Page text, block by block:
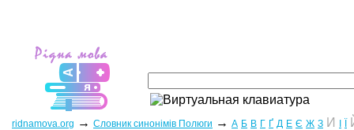
ridnamova.org → Словник синонімів Полюги → А Б В Г Ґ Д Е Є Ж З И